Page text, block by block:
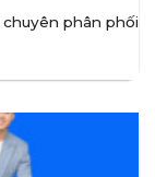
phân phối